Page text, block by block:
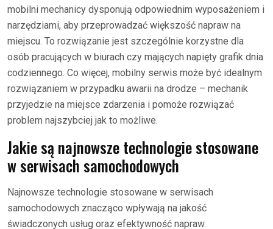
mobilni mechanicy dysponują odpowiednim wyposażeniem i
narzędziami, aby przeprowadzać większość napraw na
miejscu. To rozwiązanie jest szczególnie korzystne dla
osób pracujących w biurach czy mających napięty grafik dnia
codziennego. Co więcej, mobilny serwis może być idealnym
rozwiązaniem w przypadku awarii na drodze – mechanik
przyjedzie na miejsce zdarzenia i pomoże rozwiązać
problem najszybciej jak to możliwe.
Jakie są najnowsze technologie stosowane
w serwisach samochodowych
Najnowsze technologie stosowane w serwisach
samochodowych znacząco wpływają na jakość
świadczonych usług oraz efektywność napraw.